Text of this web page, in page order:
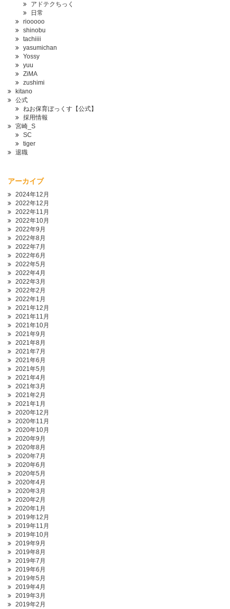
アドテクちっく
日常
riooooo
shinobu
tachiiii
yasumichan
Yossy
yuu
ZiMA
zushimi
kitano
公式
ねお保育ぼっくす【公式】
採用情報
宮崎_S
SC
tiger
退職
アーカイブ
2024年12月
2022年12月
2022年11月
2022年10月
2022年9月
2022年8月
2022年7月
2022年6月
2022年5月
2022年4月
2022年3月
2022年2月
2022年1月
2021年12月
2021年11月
2021年10月
2021年9月
2021年8月
2021年7月
2021年6月
2021年5月
2021年4月
2021年3月
2021年2月
2021年1月
2020年12月
2020年11月
2020年10月
2020年9月
2020年8月
2020年7月
2020年6月
2020年5月
2020年4月
2020年3月
2020年2月
2020年1月
2019年12月
2019年11月
2019年10月
2019年9月
2019年8月
2019年7月
2019年6月
2019年5月
2019年4月
2019年3月
2019年2月